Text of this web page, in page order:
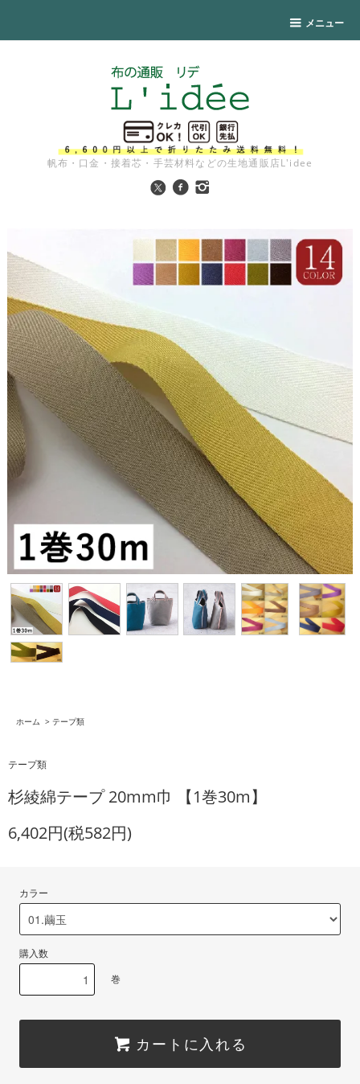
メニュー
帆布・口金・接着芯・手芸材料などの生地通販店L'idee
ホーム > テープ類
テープ類
杉綾綿テープ 20mm巾 【1巻30m】
6,402円(税582円)
カラー
購入数
巻
カートに入れる